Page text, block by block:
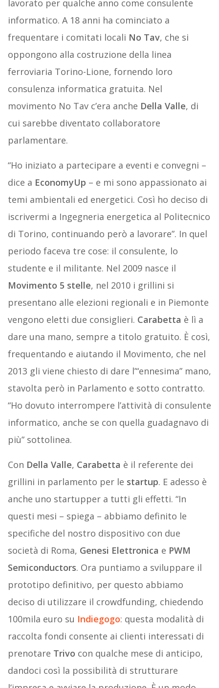
lavorato per qualche anno come consulente
informatico. A 18 anni ha cominciato a
frequentare i comitati locali No Tav, che si
oppongono alla costruzione della linea
ferroviaria Torino-Lione, fornendo loro
consulenza informatica gratuita. Nel
movimento No Tav c’era anche Della Valle, di
cui sarebbe diventato collaboratore
parlamentare.
“Ho iniziato a partecipare a eventi e convegni –
dice a EconomyUp – e mi sono appassionato ai
temi ambientali ed energetici. Così ho deciso di
iscrivermi a Ingegneria energetica al Politecnico
di Torino, continuando però a lavorare”. In quel
periodo faceva tre cose: il consulente, lo
studente e il militante. Nel 2009 nasce il
Movimento 5 stelle, nel 2010 i grillini si
presentano alle elezioni regionali e in Piemonte
vengono eletti due consiglieri. Carabetta è lì a
dare una mano, sempre a titolo gratuito. È così,
frequentando e aiutando il Movimento, che nel
2013 gli viene chiesto di dare l’“ennesima” mano,
stavolta però in Parlamento e sotto contratto.
“Ho dovuto interrompere l’attività di consulente
informatico, anche se con quella guadagnavo di
più” sottolinea.
Con Della Valle, Carabetta è il referente dei
grillini in parlamento per le startup. E adesso è
anche uno startupper a tutti gli effetti. “In
questi mesi – spiega – abbiamo definito le
specifiche del nostro dispositivo con due
società di Roma, Genesi Elettronica e PWM
Semiconductors. Ora puntiamo a sviluppare il
prototipo definitivo, per questo abbiamo
deciso di utilizzare il crowdfunding, chiedendo
100mila euro su Indiegogo: questa modalità di
raccolta fondi consente ai clienti interessati di
prenotare Trivo con qualche mese di anticipo,
dandoci così la possibilità di strutturare